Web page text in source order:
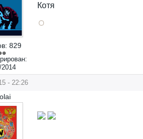
829
2014
Котя
- 22:26